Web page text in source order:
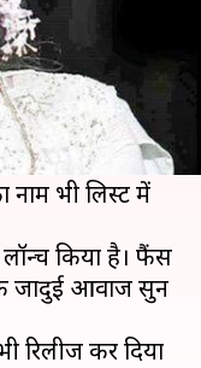
अपना वक्त
के लिए सोशल
भी लिस्ट में
किया है। फैंस
जादुई आवाज सुन
रिलीज कर दिया